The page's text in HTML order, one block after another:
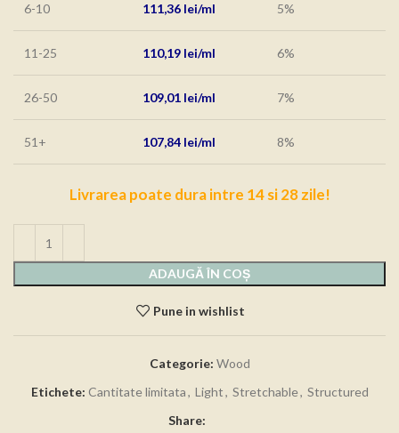
6-10 111,36 lei 5%
11-25 110,19 lei 6%
26-50 109,01 lei 7%
51+ 107,84 lei 8%
Livrarea poate dura intre 14 si 28 zile!
ADAUGĂ ÎN COȘ
Pune in wishlist
Categorie: Wood
Etichete: Cantitate limitata, Light, Stretchable, Structured
Share: